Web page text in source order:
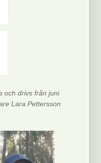
och drivs från juni
Lara Pettersson